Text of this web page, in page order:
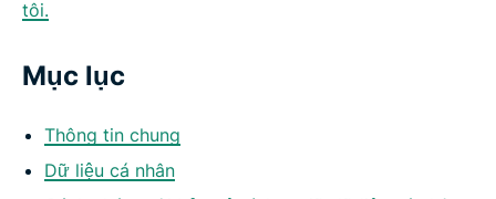
tôi.
Mục lục
Thông tin chung
Dữ liệu cá nhân